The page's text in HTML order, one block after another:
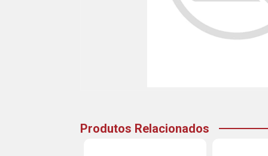
Produtos Relacionados